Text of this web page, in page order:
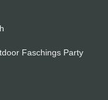
Faschings Party